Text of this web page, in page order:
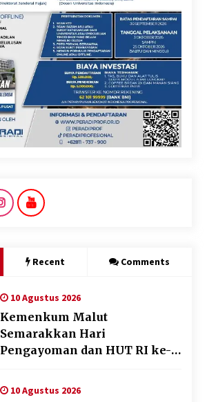
Recent Comments
10 Agustus 2026
Kemenkum Malut
Semarakkan Hari
Pengayoman dan HUT RI ke-
Gawang Mini Dangdut
10 Agustus 2026